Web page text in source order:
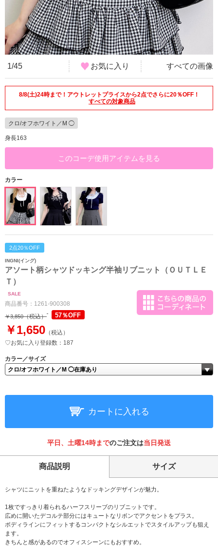
1/45 お気に入り すべての画像
8/8(土)24時まで！アウトレットプライスから2点でさらに20％OFF！
すべての対象商品
クロ/オフホワイト／M ◯
身長163
このコーデ使用アイテムを見る
カラー
2点20％OFF
INGNI(イング)
アソート柄シャツドッキング半袖リブニット（ＯＵＴＬＥ
Ｔ）
SALE
商品番号： 1261-900308
￥3,850（税込） 57％OFF
￥1,650 （税込）
♡お気に入り登録数：187
カラー／サイズ
カートに入れる
平日、土曜14時までのご注文は当日発送
商品説明 サイズ
シャツにニットを重ねたようなドッキングデザインが魅力。
1枚ですっきり着られるハーフスリーブのリブニットです。
広めに開いたデコルテ部分にはキュートなリボンでアクセントをプラス。
ボディラインにフィットするコンパクトなシルエットでスタイルアップも狙え
ます。
きちんと感があるのでオフィスシーンにもおすすめ。